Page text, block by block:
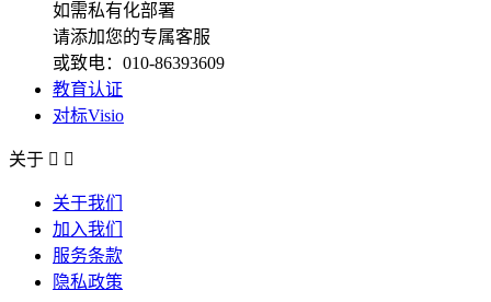
如需私有化部署
请添加您的专属客服
或致电：010-86393609
教育认证
对标Visio
关于  
关于我们
加入我们
服务条款
隐私政策